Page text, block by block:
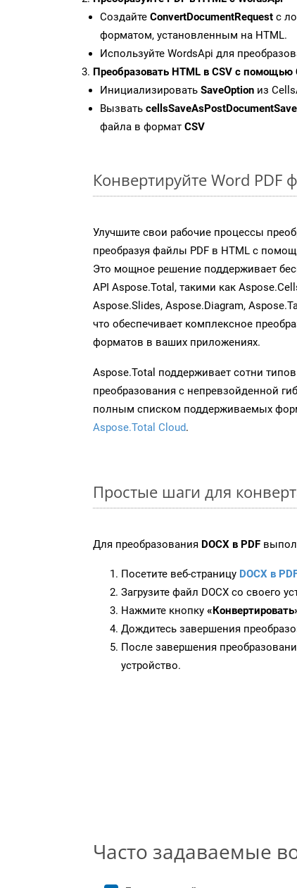
Создайте ConvertDocumentRequest с
форматом, установленным на HTML.
Используйте WordsApi для
Преобразовать HTML в CSV с помощью
Инициализировать SaveOption из
Вызвать
файла в формат CSV
Конвертируйте Word
Улучшите свои рабочие процессы
преобразуя файлы PDF в HTML с
Это мощное решение поддерживает
API Aspose.Total, такими как
Aspose.Slides, Aspose.Diagram,
что обеспечивает комплексное
форматов в ваших приложениях.
Aspose.Total поддерживает сотни
преобразования с непревзойденной
полным списком поддерживаемых
Aspose.Total Cloud.
Простые шаги для
Для преобразования DOCX в PDF
Посетите веб-страницу DOCX в
Загрузите файл DOCX со своего
Нажмите кнопку
Дождитесь завершения
После завершения
устройство.
Часто задаваемые